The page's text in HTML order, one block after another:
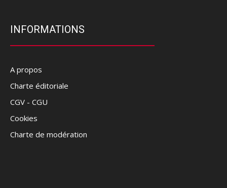
INFORMATIONS
A propos
Charte éditoriale
CGV - CGU
Cookies
Charte de modération